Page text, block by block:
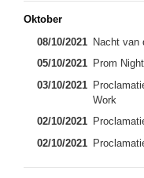
Oktober
08/10/2021 Nacht van
05/10/2021 Prom Night
03/10/2021
Work
02/10/2021
02/10/2021